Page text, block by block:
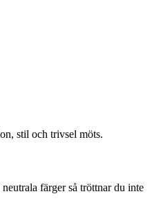
stil och trivsel möts.
färger så tröttnar du inte